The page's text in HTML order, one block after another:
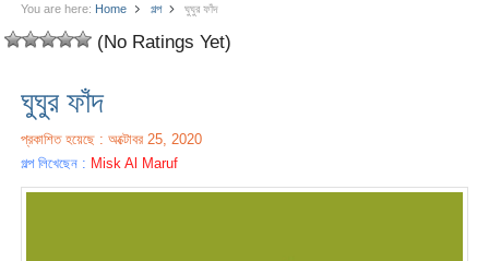
You are here: Home গল্প ঘুঘুর ফাঁদ
(No Ratings Yet)
ঘুঘুর ফাঁদ
প্রকাশিত হয়েছে : অক্টোবর 25, 2020
গল্প লিখেছেন : Misk Al Maruf